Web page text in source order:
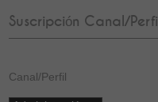
Suscripción Canal/Perfil
Canal/Perfil